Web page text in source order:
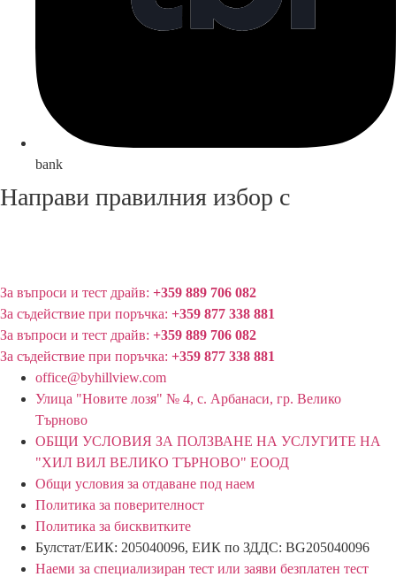
bank
Направи правилния избор с
За въпроси и тест драйв: +359 889 706 082
За съдействие при поръчка: +359 877 338 881
За въпроси и тест драйв: +359 889 706 082
За съдействие при поръчка: +359 877 338 881
office@byhillview.com
Улица "Новите лозя" № 4, с. Арбанаси, гр. Велико
Търново
ОБЩИ УСЛОВИЯ ЗА ПОЛЗВАНЕ НА УСЛУГИТЕ НА
"ХИЛ ВИЛ ВЕЛИКО ТЪРНОВО" ЕООД
Общи условия за отдаване под наем
Политика за поверителност
Политика за бисквитките
Булстат/ЕИК: 205040096, ЕИК по ЗДДС: BG205040096
Наеми за специализиран тест или заяви безплатен тест